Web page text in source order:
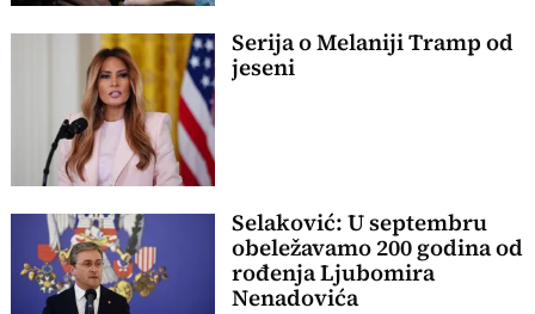
Serija o Melaniji Tramp od
jeseni
Selaković: U septembru
obeležavamo 200 godina od
rođenja Ljubomira
Nenadovića